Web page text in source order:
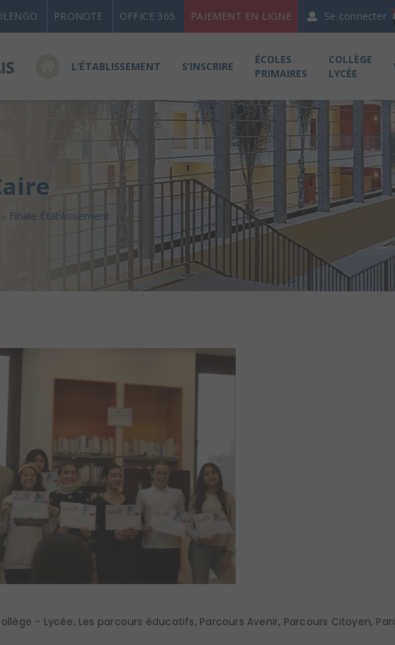
PRONOTE OFFICE 365 PAIEMENT EN LIGNE Se connecter
L’ÉTABLISSEMENT S’INSCRIRE
ÉCOLES
PRIMAIRES
COLLÈGE
LYCÉE
Finale Établissement
- Lycée, Les parcours éducatifs, Parcours Avenir, Parcours Citoyen,